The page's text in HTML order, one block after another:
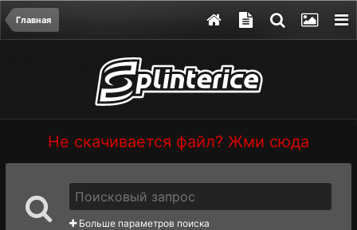
Главная
Не скачивается файл? Жми сюда
Больше параметров поиска